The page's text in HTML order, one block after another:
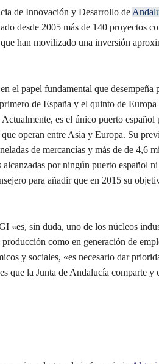
de Innovación y Desarrollo de
desde 2005 más de 140 proyectos
han movilizado una inversión
el papel fundamental que desempeña
de España y el quinto de
es el único puerto español
operan entre Asia y Europa. Su
de mercancías y más de de 4,6
alcanzadas por ningún puerto español
para añadir que en 2015 su
«es, sin duda, uno de los núcleos
como en generación de
y sociales, «es necesario dar
que la Junta de Andalucía comparte y